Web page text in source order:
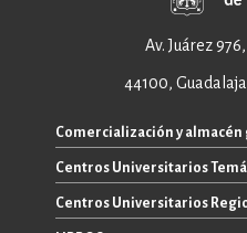
Av. Juárez
44100,
Comercialización y almacén
+52 33 3640 6326
+52 33 3640 4595
Centros Universitarios
CUAAD
Centros Universitarios